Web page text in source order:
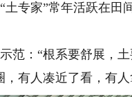
家”常年活跃在田
：“根系要舒展，土
有人凑近了看，有人